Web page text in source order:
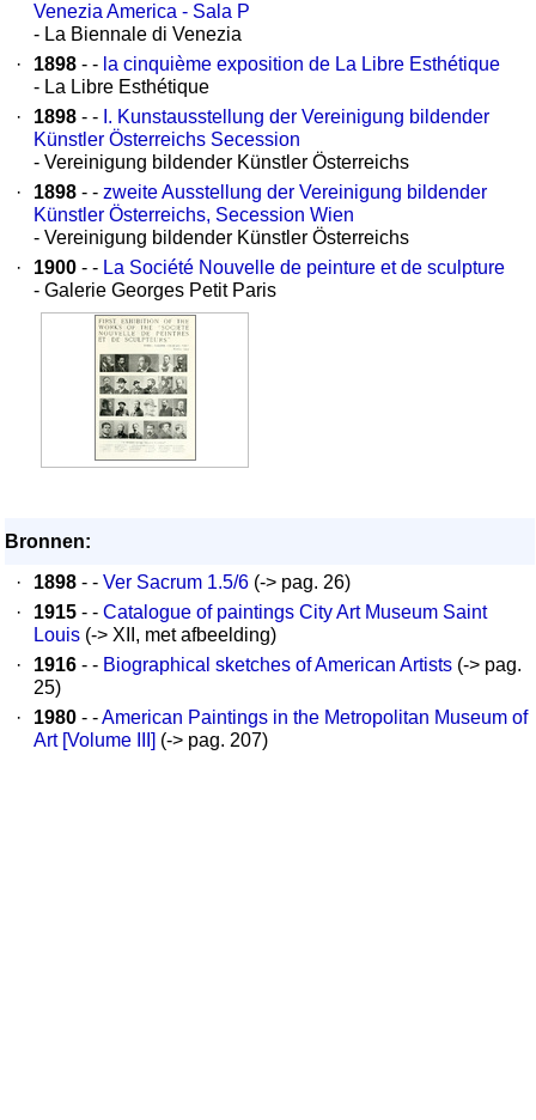
Venezia America - Sala P
- La Biennale di Venezia
·
1898 - - la cinquième exposition de La Libre Esthétique
- La Libre Esthétique
·
1898 - - I. Kunstausstellung der Vereinigung bildender
Künstler Österreichs Secession
- Vereinigung bildender Künstler Österreichs
·
1898 - - zweite Ausstellung der Vereinigung bildender
Künstler Österreichs, Secession Wien
- Vereinigung bildender Künstler Österreichs
·
1900 - - La Société Nouvelle de peinture et de sculpture
- Galerie Georges Petit Paris
Bronnen:
·
1898 - - Ver Sacrum 1.5/6 (-> pag. 26)
·
1915 - - Catalogue of paintings City Art Museum Saint
Louis (-> XII, met afbeelding)
·
1916 - - Biographical sketches of American Artists (-> pag.
25)
·
1980 - -American Paintings in the Metropolitan Museum of
Art [Volume III] (-> pag. 207)